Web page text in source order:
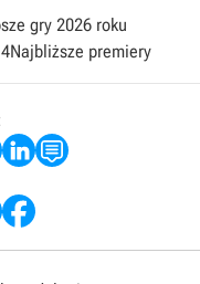
gry 2026 roku
Najbliższe premiery